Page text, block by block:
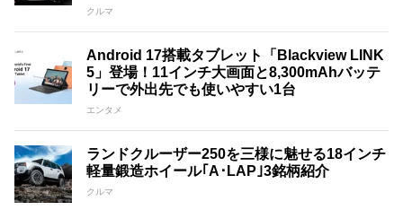
クルマ
Android 17搭載タブレット「Blackview LINK
5」登場！11インチ大画面と8,300mAhバッテ
リーで外出先でも使いやすい1台
エンタメ
ランドクルーザー250を三様に魅せる18インチ
軽量鍛造ホイール｢A･LAP｣3銘柄紹介
クルマ